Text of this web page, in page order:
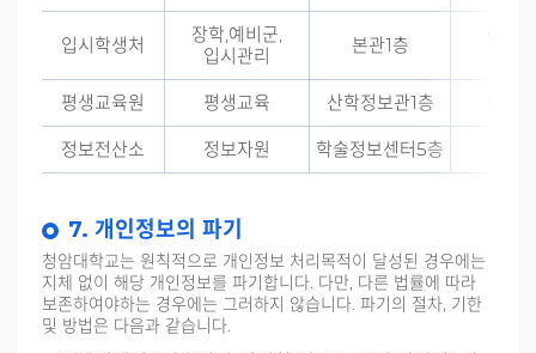
입시학생처
장학,예비군,
입시관리
본관1층
평생교육원 평생교육 산학정보관1층
정보전산소 정보자원 학술정보센터5층
7. 개인정보의 파기
청암대학교는 원칙적으로 개인정보 처리목적이 달성된 경우에는
지체 없이 해당 개인정보를 파기합니다. 다만, 다른 법률에 따라
보존하여야하는 경우에는 그러하지 않습니다. 파기의 절차, 기한
및 방법은 다음과 같습니다.